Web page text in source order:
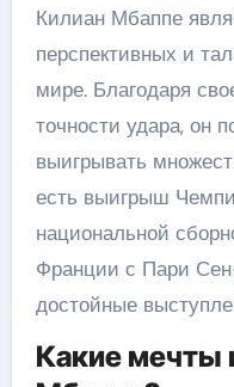
Килиан Мбаппе
перспективных и
мире. Благодаря
точности удара, он
выигрывать
есть выигрыш
национальной
Франции с Пари
достойные
Какие мечты